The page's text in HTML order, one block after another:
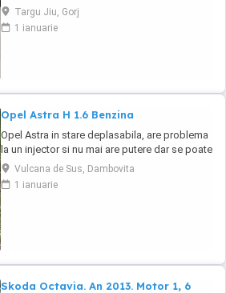
Garanție inclusă 12 luni Se emite factura de
Romania și fiscal Finanțare rapidă persoane
fizice Credit rapid doar cu buletinul Se
Targu Jiu, Gorj
1 ianuarie
Opel Astra H 1.6 Benzina
Opel Astra in stare deplasabila, are problema
la un injector si nu mai are putere dar se poate
deplasa, pretul este negociabil la fata locului,
masina are si instalație Gpl omologată.
Vulcana de Sus, Dambovita
1 ianuarie
Skoda Octavia. An 2013. Motor 1, 6